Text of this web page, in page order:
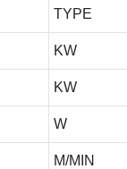
TYPE
KW
KW
W
M/MIN